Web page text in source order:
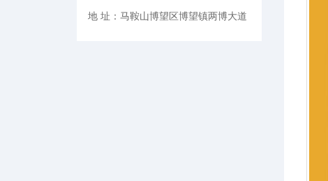
地 址： 马鞍山博望区博望镇两博大道